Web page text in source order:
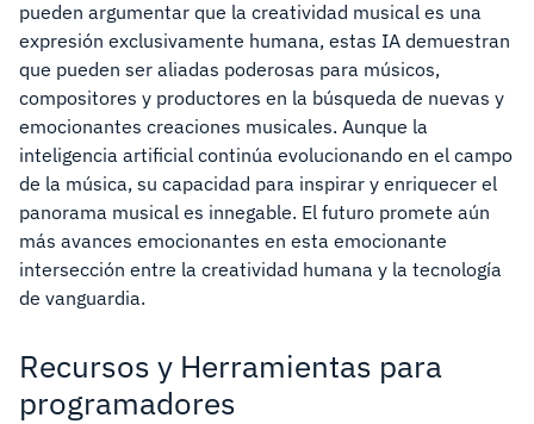
pueden argumentar que la creatividad musical es una
expresión exclusivamente humana, estas IA demuestran
que pueden ser aliadas poderosas para músicos,
compositores y productores en la búsqueda de nuevas y
emocionantes creaciones musicales. Aunque la
inteligencia artificial continúa evolucionando en el campo
de la música, su capacidad para inspirar y enriquecer el
panorama musical es innegable. El futuro promete aún
más avances emocionantes en esta emocionante
intersección entre la creatividad humana y la tecnología
de vanguardia.
Recursos y Herramientas para
programadores